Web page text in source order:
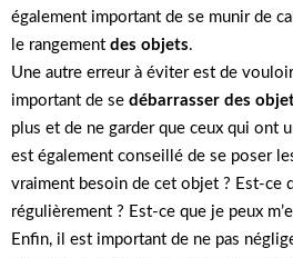
également important de se munir de
le rangement des objets.
Une autre erreur à éviter est de
important de se débarrasser des
plus et de ne garder que ceux qui ont
est également conseillé de se poser
vraiment besoin de cet objet ? Est-ce
régulièrement ? Est-ce que je peux
Enfin, il est important de ne pas